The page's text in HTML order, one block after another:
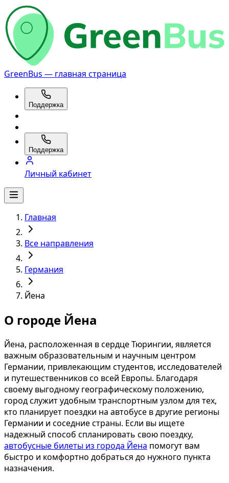
GreenBus — главная страница
Поддержка
Поддержка
Личный кабинет
Главная
Все направления
Германия
Йена
О городе Йена
Йена, расположенная в сердце Тюрингии, является
важным образовательным и научным центром
Германии, привлекающим студентов, исследователей
и путешественников со всей Европы. Благодаря
своему выгодному географическому положению,
город служит удобным транспортным узлом для тех,
кто планирует поездки на автобусе в другие регионы
Германии и соседние страны. Если вы ищете
надежный способ спланировать свою поездку,
автобусные билеты из города Йена помогут вам
быстро и комфортно добраться до нужного пункта
назначения.